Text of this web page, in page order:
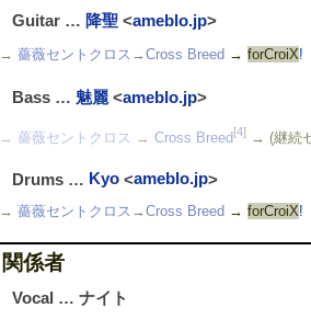
Guitar … 降聖<ameblo.jp>
→ 薔薇セントクロス →Cross Breed → forCroiX!
Bass … 魅麗<ameblo.jp>
→ 薔薇セントクロス → Cross Breed[4]→ (継続
Drums … Kyo<ameblo.jp>
→ 薔薇セントクロス →Cross Breed → forCroiX!
関係者
Vocal … ナイト